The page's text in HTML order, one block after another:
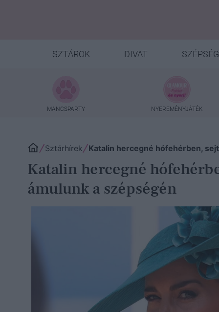
SZTÁROK DIVAT SZÉPSÉG
MANCSPARTY NYEREMÉNYJÁTÉK
Sztárhírek Katalin hercegné hófehérben,
Katalin hercegné
ámulunk a szépségén